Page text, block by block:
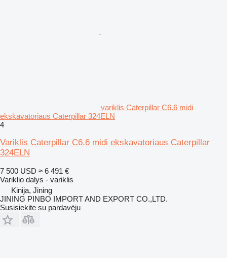
variklis Caterpillar C6.6 midi
ekskavatoriaus Caterpillar 324ELN
4
Variklis Caterpillar C6.6 midi ekskavatoriaus Caterpillar
324ELN
7 500 USD ≈ 6 491 €
Variklio dalys - variklis
Kinija, Jining
JINING PINBO IMPORT AND EXPORT CO.,LTD.
Susisiekite su pardavėju